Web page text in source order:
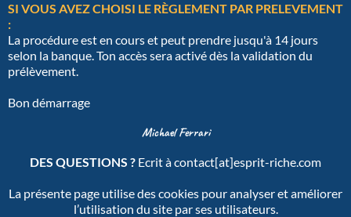
SI VOUS AVEZ CHOISI LE RÈGLEMENT PAR PRELEVEMENT
:
La procédure est en cours et peut prendre jusqu'à 14 jours
selon la banque. Ton accès sera activé dès la validation du
prélèvement.
Bon démarrage
Michael Ferrari
DES QUESTIONS ? Ecrit à contact[at]esprit-riche.com
La présente page utilise des cookies pour analyser et améliorer
l’utilisation du site par ses utilisateurs.